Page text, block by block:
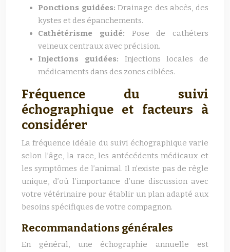
Ponctions guidées:Drainage des abcès, des
kystes et des épanchements.
Cathétérisme guidé: Pose de cathéters
veineux centraux avec précision.
Injections guidées: Injections locales de
médicaments dans des zones ciblées.
Fréquence du suivi
échographique et facteurs à
considérer
La fréquence idéale du suivi échographique varie
selon l’âge, la race, les antécédents médicaux et
les symptômes de l’animal. Il n’existe pas de règle
unique, d’où l’importance d’une discussion avec
votre vétérinaire pour établir un plan adapté aux
besoins spécifiques de votre compagnon.
Recommandations générales
En général, une échographie annuelle est